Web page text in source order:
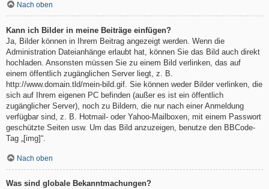
Nach oben
Kann ich Bilder in meine Beiträge einfügen?
Ja, Bilder können in Ihrem Beitrag angezeigt werden. Wenn die
Administration Dateianhänge erlaubt hat, können Sie das Bild auch direkt
hochladen. Ansonsten müssen Sie zu einem Bild verlinken, das auf
einem öffentlich zugänglichen Server liegt, z. B.
http://www.domain.tld/mein-bild.gif. Sie können weder Bilder verlinken, die
sich auf Ihrem eigenen PC befinden (außer es ist ein öffentlich
zugänglicher Server), noch zu Bildern, die nur nach einer Anmeldung
verfügbar sind, z. B. Hotmail- oder Yahoo-Mailboxen, mit einem Passwort
geschützte Seiten usw. Um das Bild anzuzeigen, benutze den BBCode-
Tag „[img]“.
Nach oben
Was sind globale Bekanntmachungen?